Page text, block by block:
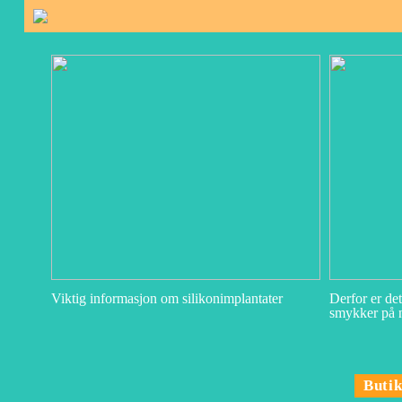
Viktig informasjon om silikonimplantater
Derfor er
smykker på